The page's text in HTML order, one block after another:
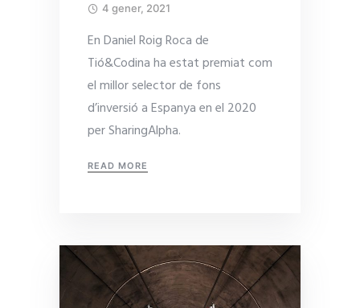
4 gener, 2021
En Daniel Roig Roca de
Tió&Codina ha estat premiat com
el millor selector de fons
d’inversió a Espanya en el 2020
per SharingAlpha.
READ MORE